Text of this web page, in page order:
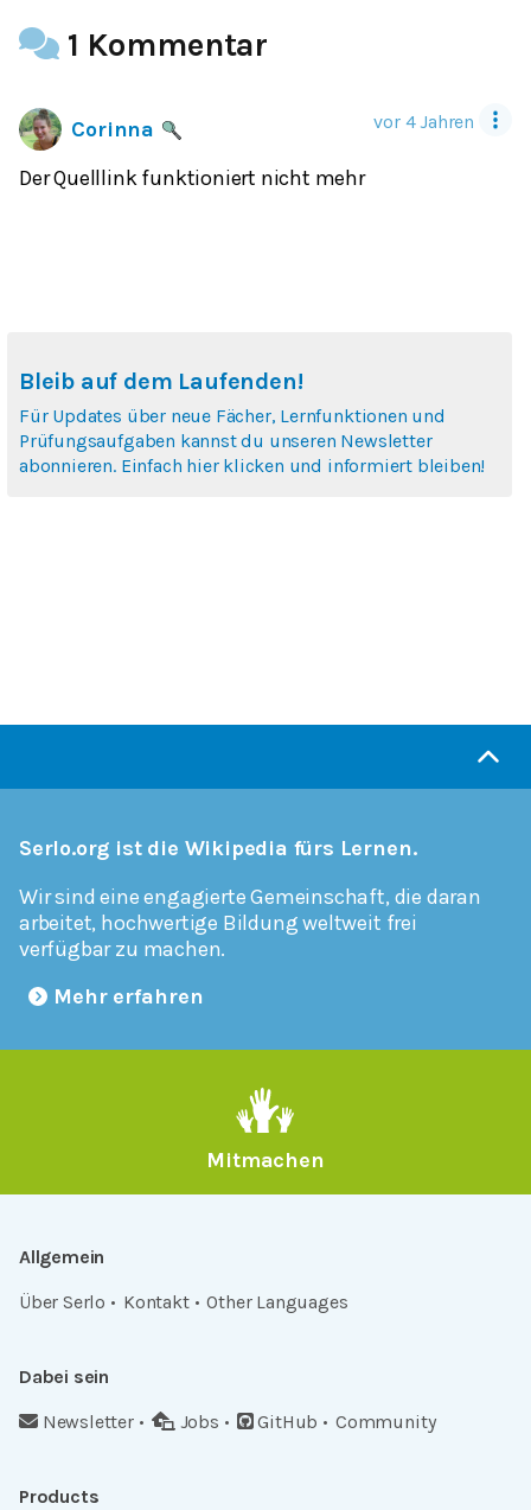
1 Kommentar
Corinna vor 4 Jahren
Der Quelllink funktioniert nicht mehr
Bleib auf dem Laufenden!
Für Updates über neue Fächer, Lernfunktionen und
Prüfungsaufgaben kannst du unseren Newsletter
abonnieren. Einfach hier klicken und informiert bleiben!
Serlo.org ist die Wikipedia fürs Lernen.
Wir sind eine engagierte Gemeinschaft, die daran
arbeitet, hochwertige Bildung weltweit frei
verfügbar zu machen.
Mehr erfahren
Mitmachen
Allgemein
Über Serlo
Kontakt Other Languages
Dabei sein
Newsletter
Jobs GitHub Community
Products